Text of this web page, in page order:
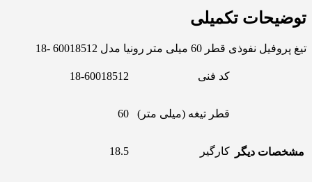
توضیحات تکمیلی
تیغ پروفیل نفوذی قطر 60 میلی متر رونیا مدل 60018512 -18
مشخصات دیگر
کد فنی 18-60018512
قطر تیغه (میلی متر) 60
کارگیر 18.5